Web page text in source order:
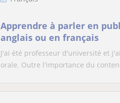
Apprendre à parler en
anglais ou en français
J'ai été professeur d'université et
orale. Outre l'importance du